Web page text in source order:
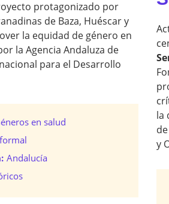
protagonizado por
de Baza, Huéscar y
la equidad de género en
la Agencia Andaluza de
para el Desarrollo
en salud
Andalucía
la
y